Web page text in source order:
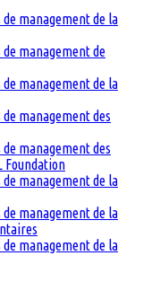
de management de la
de management de
de management de la
de management des
de management des
Foundation
de management de la
de management de la
de management de la